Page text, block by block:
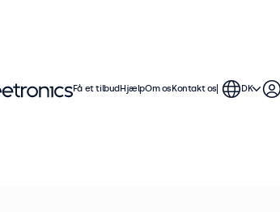
Få et tilbudHjælpOm osKontakt os DK